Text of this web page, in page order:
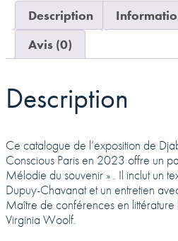
Description
Avis (0)
Description
Ce catalogue de l’exposition de
Conscious Paris en 2023 offre un
Mélodie du souvenir » . Il inclut un
Dupuy-Chavanat et un entretien
Maître de conférences en
Virginia Woolf.